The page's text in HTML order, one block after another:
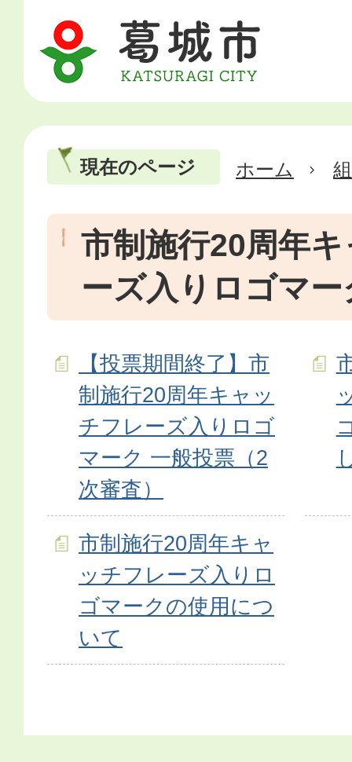
現在のページ ホーム
市制施行20周年
ーズ入りロゴマ
【投票期間終了】市
制施行20周年キャッ
チフレーズ入りロゴ
マーク 一般投票（2
次審査）
市制施行20周年キャ
ッチフレーズ入りロ
ゴマークの使用につ
いて